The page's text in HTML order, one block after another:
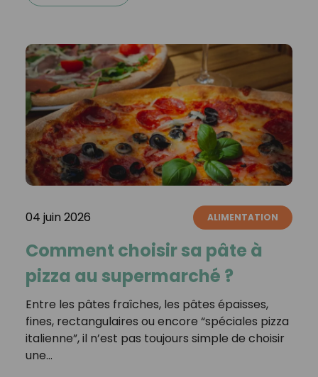
04 juin 2026 ALIMENTATION
Comment choisir sa pâte à
pizza au supermarché ?
Entre les pâtes fraîches, les pâtes épaisses,
fines, rectangulaires ou encore “spéciales pizza
italienne”, il n’est pas toujours simple de choisir
une…